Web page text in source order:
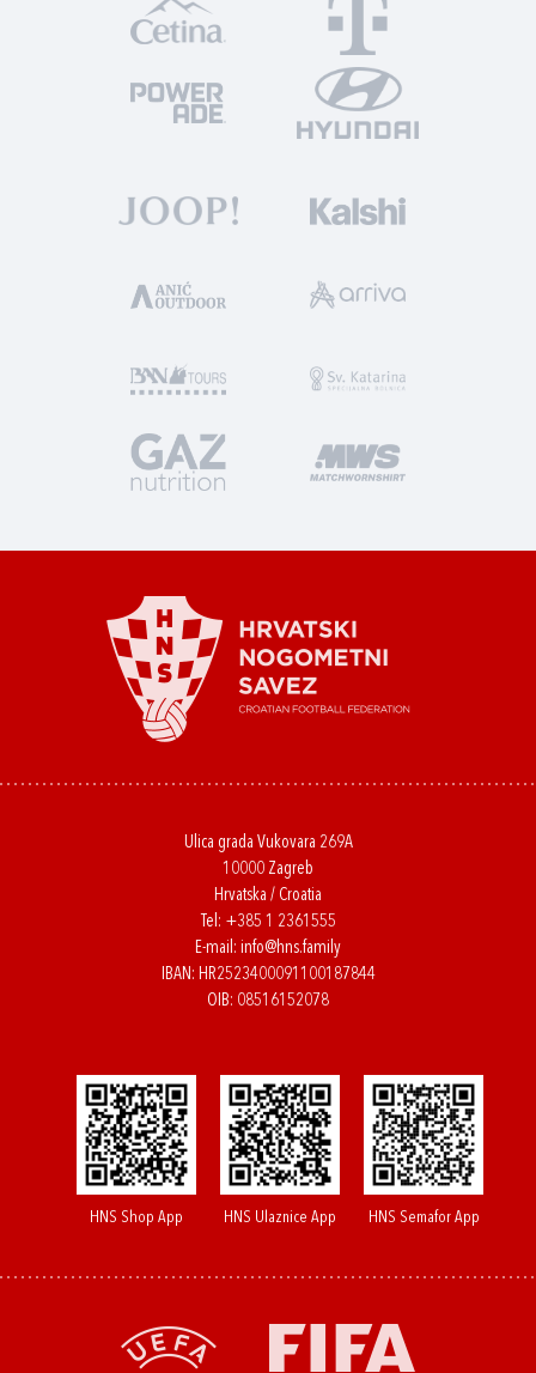
Ulica grada Vukovara 269A
10000 Zagreb
Hrvatska / Croatia
Tel: +385 1 2361555
E-mail: info@hns.family
IBAN: HR2523400091100187844
OIB: 08516152078
HNS Shop App HNS Ulaznice App HNS Semafor App